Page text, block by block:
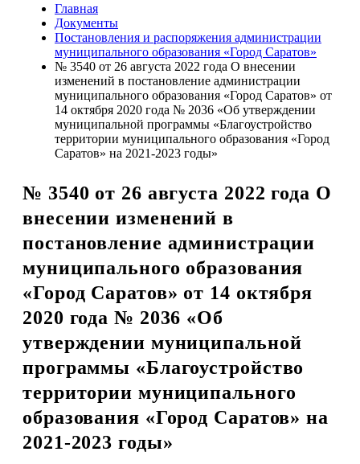
Главная
Документы
Постановления и распоряжения администрации
муниципального образования «Город Саратов»
№ 3540 от 26 августа 2022 года О внесении
изменений в постановление администрации
муниципального образования «Город Саратов» от
14 октября 2020 года № 2036 «Об утверждении
муниципальной программы «Благоустройство
территории муниципального образования «Город
Саратов» на 2021-2023 годы»
№ 3540 от 26 августа 2022 года О
внесении изменений в
постановление администрации
муниципального образования
«Город Саратов» от 14 октября
2020 года № 2036 «Об
утверждении муниципальной
программы «Благоустройство
территории муниципального
образования «Город Саратов» на
2021-2023 годы»